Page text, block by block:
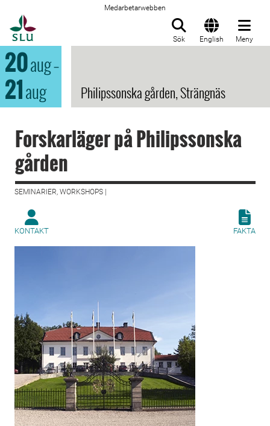
Medarbetarwebben
Sök English Meny
20aug–
21aug Philipssonska gården, Strängnäs
Forskarläger på Philipssonska
gården
SEMINARIER, WORKSHOPS |
KONTAKT FAKTA